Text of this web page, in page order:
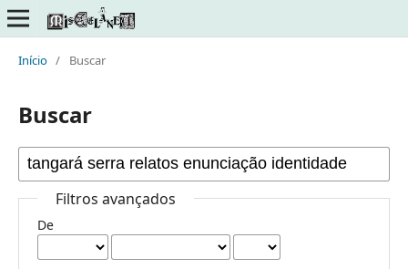
Início / Buscar
Buscar
Filtros avançados
De